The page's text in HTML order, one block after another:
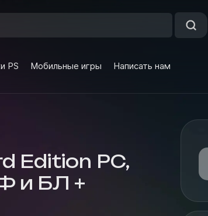
PS Мобильные игры Написать нам
Edition PC,
и БЛ +